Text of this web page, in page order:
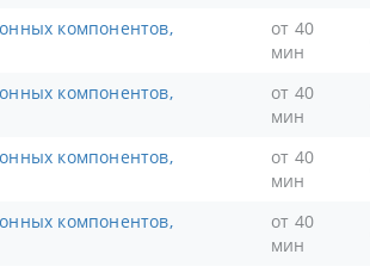
от 40
мин
от 40
мин
от 40
мин
от 40
мин